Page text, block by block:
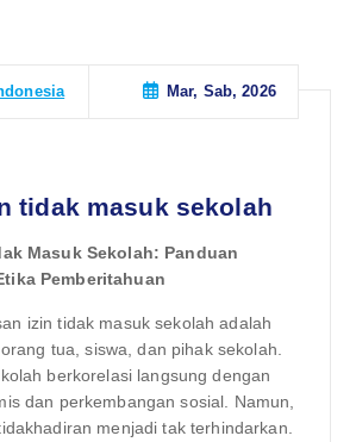
Mar, Sab, 2026
tidak masuk sekolah
Masuk Sekolah: Panduan
Pemberitahuan
izin tidak masuk sekolah adalah
tua, siswa, dan pihak sekolah.
berkorelasi langsung dengan
dan perkembangan sosial. Namun,
menjadi tak terhindarkan.